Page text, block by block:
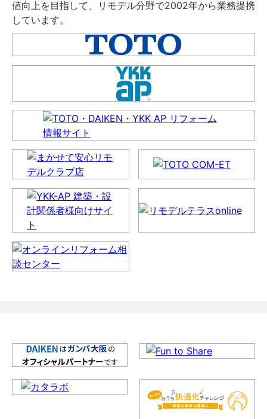
値向上を目指して、リモデル分野で2002年から業務提携
しています。